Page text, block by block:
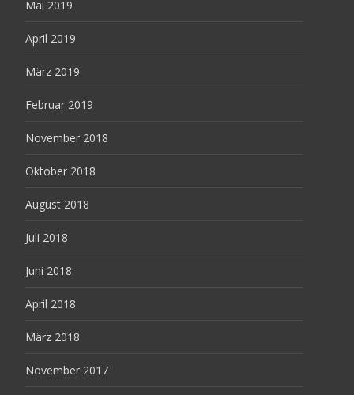
Mai 2019
April 2019
März 2019
Februar 2019
November 2018
Oktober 2018
August 2018
Juli 2018
Juni 2018
April 2018
März 2018
November 2017